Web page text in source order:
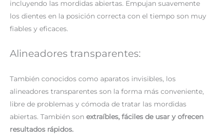
incluyendo las mordidas abiertas. Empujan suavemente
los dientes en la posición correcta con el tiempo son muy
fiables y eficaces.
Alineadores transparentes:
También conocidos como aparatos invisibles, los
alineadores transparentes son la forma más conveniente,
libre de problemas y cómoda de tratar las mordidas
abiertas. También son extraíbles, fáciles de usar y ofrecen
resultados rápidos.